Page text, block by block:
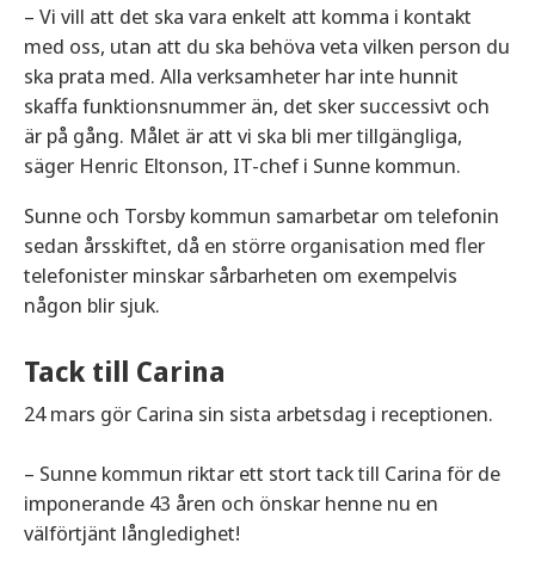
– Vi vill att det ska vara enkelt att komma i kontakt
med oss, utan att du ska behöva veta vilken person du
ska prata med. Alla verksamheter har inte hunnit
skaffa funktionsnummer än, det sker successivt och
är på gång. Målet är att vi ska bli mer tillgängliga,
säger Henric Eltonson, IT-chef i Sunne kommun.
Sunne och Torsby kommun samarbetar om telefonin
sedan årsskiftet, då en större organisation med fler
telefonister minskar sårbarheten om exempelvis
någon blir sjuk.
Tack till Carina
24 mars gör Carina sin sista arbetsdag i receptionen.
– Sunne kommun riktar ett stort tack till Carina för de
imponerande 43 åren och önskar henne nu en
välförtjänt långledighet!